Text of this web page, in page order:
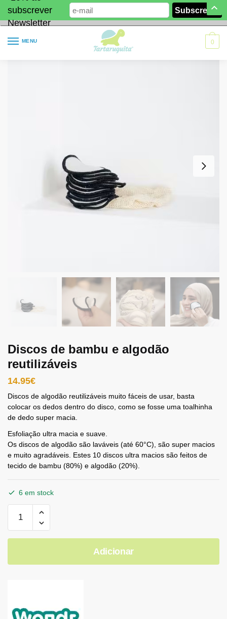
subscrever
Newsletter
MENU 0
Discos de bambu e algodão
reutilizáveis
14.95€
Discos de algodão reutilizáveis muito fáceis de usar, basta
colocar os dedos dentro do disco, como se fosse uma toalhinha
de dedo super macia.
Esfoliação ultra macia e suave.
Os discos de algodão são laváveis (até 60°C), são super macios
e muito agradáveis. Estes 10 discos ultra macios são feitos de
tecido de bambu (80%) e algodão (20%).
6 em stock
Adicionar